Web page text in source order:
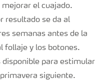
el cuajado.
resultado se da al
semanas antes de la
follaje y los botones.
disponible para estimular
siguiente.